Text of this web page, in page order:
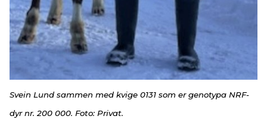
Svein Lund sammen med kvige 0131 som er genotypa NRF-
dyr nr. 200 000. Foto: Privat.